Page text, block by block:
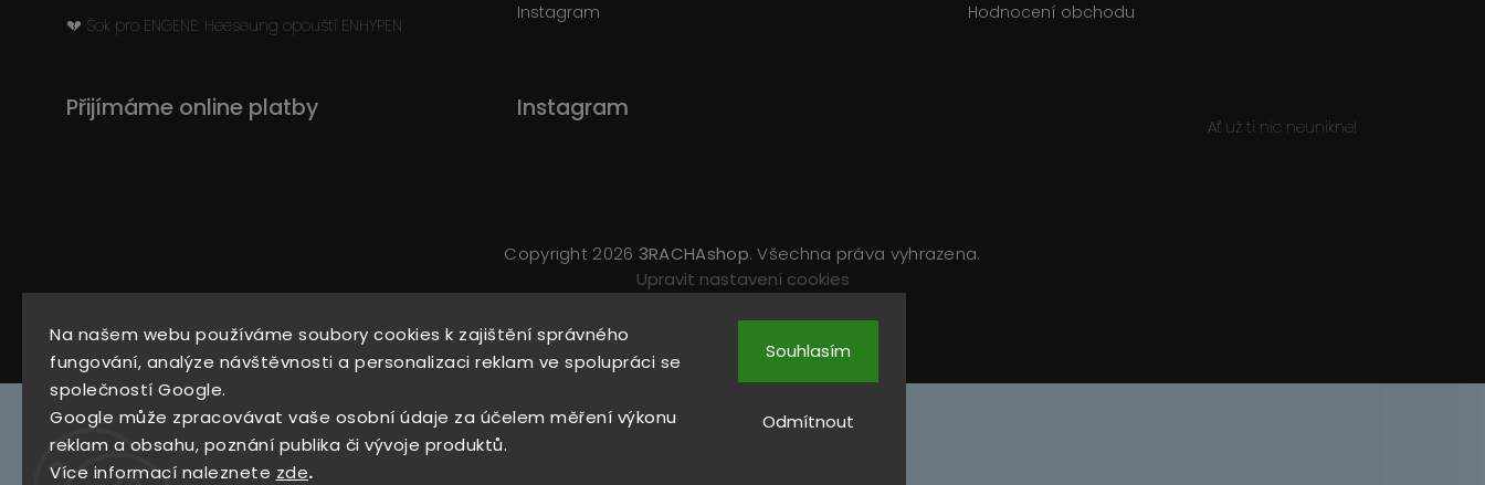
Na našem webu používáme soubory cookies k zajištění správného
fungování, analýze návštěvnosti a personalizaci reklam ve spolupráci se
společností Google.
Google může zpracovávat vaše osobní údaje za účelem měření výkonu
reklam a obsahu, poznání publika či vývoje produktů.
Více informací naleznete zde.
Odmítnout
Souhlasím
💔 Šok pro ENGENE: Heeseung opouští ENHYPEN
Instagram
Hodnocení obchodu
Přijímáme online platby Instagram
Ať už ti nic neunikne!
Copyright 2026 3RACHAshop. Všechna práva vyhrazena.
Upravit nastavení cookies
734
279
969
Instagram